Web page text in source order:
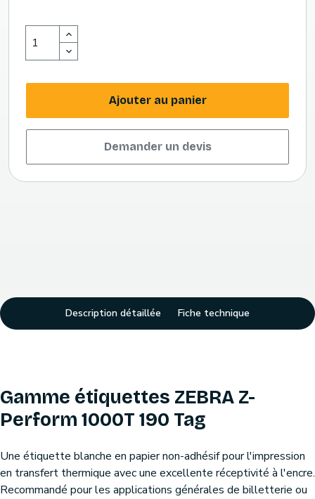
Ajouter au panier
Demander un devis
Description détaillée Fiche technique
Gamme étiquettes ZEBRA Z-
Perform 1000T 190 Tag
Une étiquette blanche en papier non-adhésif pour l'impression
en transfert thermique avec une excellente réceptivité à l'encre.
Recommandé pour les applications générales de billetterie ou